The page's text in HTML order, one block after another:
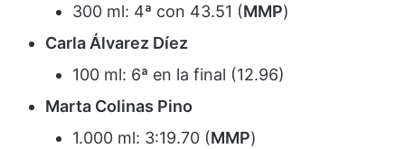
300 ml: 4ª con 43.51 (MMP)
Carla Álvarez Díez
100 ml: 6ª en la final (12.96)
Marta Colinas Pino
1.000 ml: 3:19.70 (MMP)